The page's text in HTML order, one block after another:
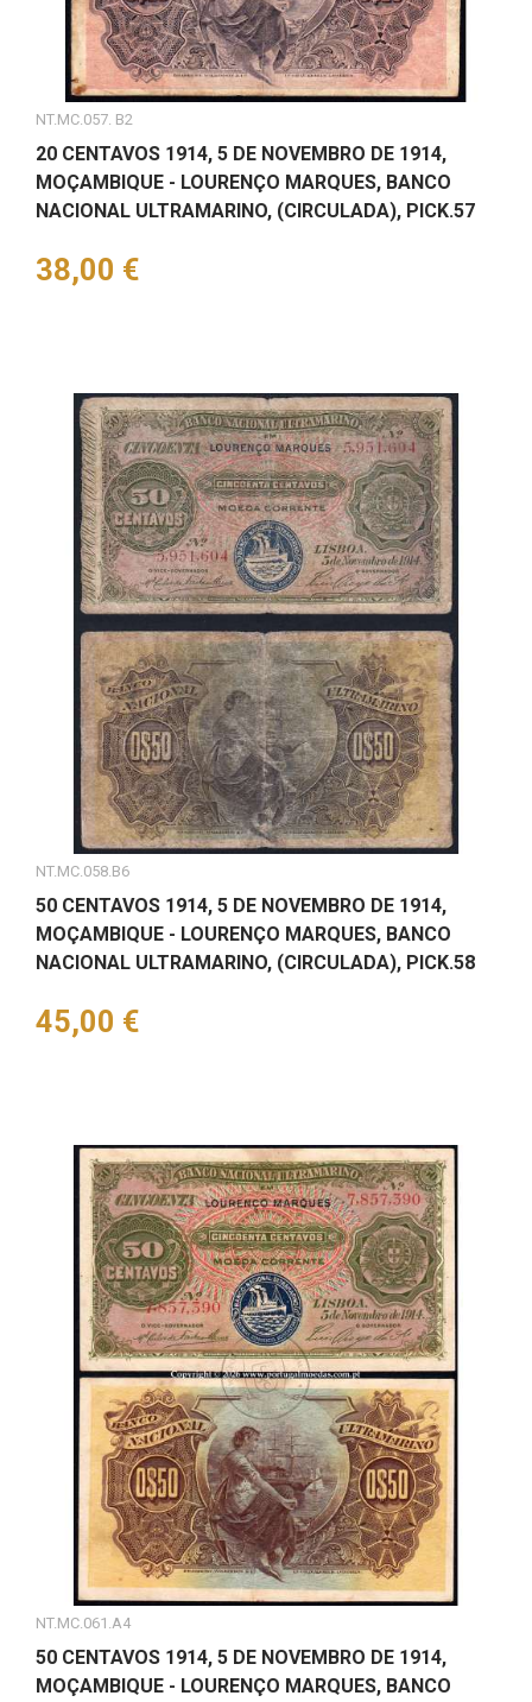
NT.MC.057. B2
20 CENTAVOS 1914, 5 DE NOVEMBRO DE 1914,
MOÇAMBIQUE - LOURENÇO MARQUES, BANCO
NACIONAL ULTRAMARINO, (CIRCULADA), PICK.57
Preço
38,00 €
NT.MC.058.B6
50 CENTAVOS 1914, 5 DE NOVEMBRO DE 1914,
MOÇAMBIQUE - LOURENÇO MARQUES, BANCO
NACIONAL ULTRAMARINO, (CIRCULADA), PICK.58
Preço
45,00 €
NT.MC.061.A4
50 CENTAVOS 1914, 5 DE NOVEMBRO DE 1914,
MOÇAMBIQUE - LOURENÇO MARQUES, BANCO